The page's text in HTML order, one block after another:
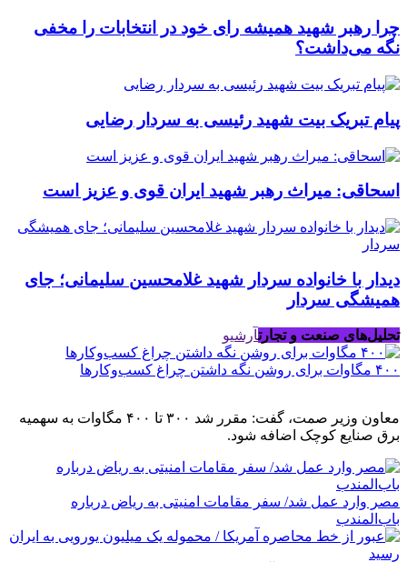
چرا رهبر شهید همیشه رای خود در انتخابات را مخفی
نگه می‌داشت؟
پیام تبریک بیت شهید رئیسی به سردار رضایی
اسحاقی: میراث رهبر شهید ایران قوی و عزیز است
دیدار با خانواده سردار شهید غلامحسین سلیمانی؛ جای
همیشگی سردار
تحلیل‌های صنعت و تجارتآرشیو
۴۰۰ مگاوات برای روشن نگه داشتن چراغ کسب‌وکار‌ها
معاون وزیر صمت، گفت: مقرر شد ۳۰۰ تا ۴۰۰ مگاوات به سهمیه
برق صنایع کوچک اضافه شود.
مصر وارد عمل شد/ سفر مقامات امنیتی به ریاض درباره
باب‌المندب